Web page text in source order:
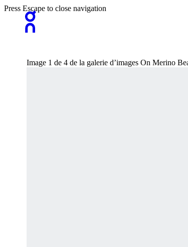
Press Escape to close navigation
Image 1 de 4 de la galerie d’images On Merino